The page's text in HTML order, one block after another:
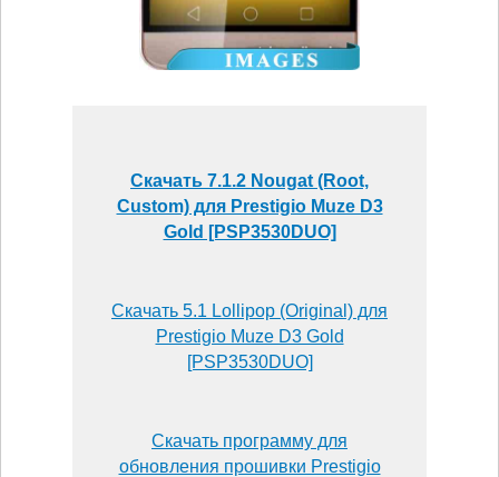
Скачать 7.1.2 Nougat (Root,
Custom) для Prestigio Muze D3
Gold [PSP3530DUO]
Скачать 5.1 Lollipop (Original) для
Prestigio Muze D3 Gold
[PSP3530DUO]
Скачать программу для
обновления прошивки Prestigio